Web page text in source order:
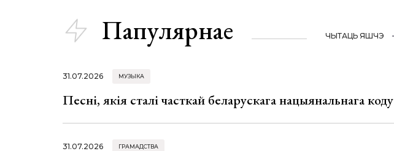
Папулярнае ЧЫТАЦЬ ЯШЧЭ
31.07.2026 МУЗЫКА
Песні, якія сталі часткай беларускага нацыянальнага коду
31.07.2026 ГРАМАДСТВА